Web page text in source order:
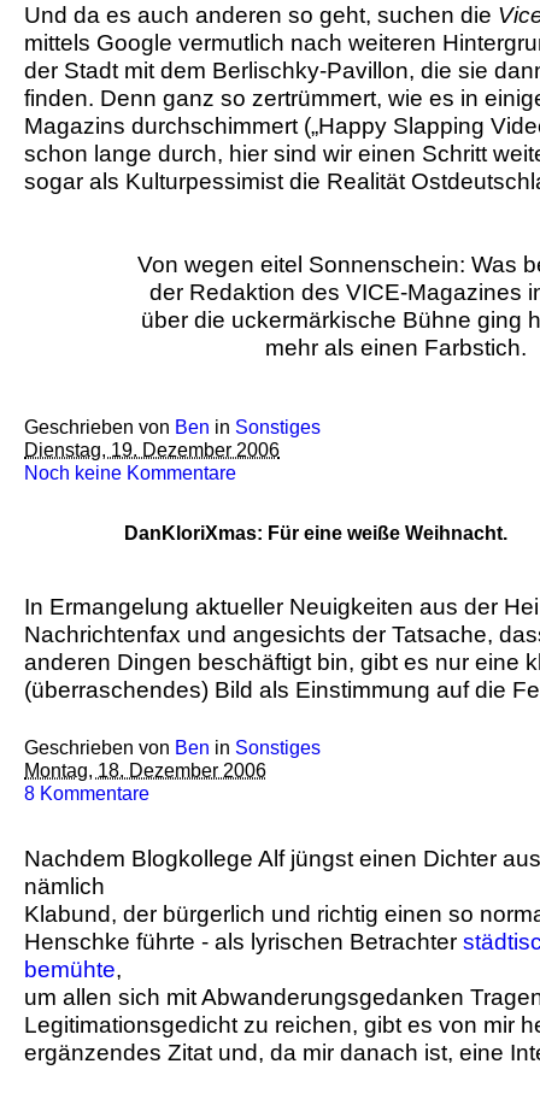
Und da es auch anderen so geht, suchen die
mittels Google vermutlich nach weiteren
der Stadt mit dem Berlischky-Pavillon, die sie
finden. Denn ganz so zertrümmert, wie es in
Magazins durchschimmert („Happy Slapping
schon lange durch, hier sind wir einen Schritt
sogar als Kulturpessimist die Realität
Von wegen eitel Sonnenschein: Was
der Redaktion des VICE-Magazines
über die uckermärkische Bühne ging
mehr als einen Farbstich.
Geschrieben von Ben in Sonstiges
Dienstag, 19. Dezember 2006
Noch keine Kommentare
DanKloriXmas: Für eine weiße Weihnacht.
In Ermangelung aktueller Neuigkeiten aus der
Nachrichtenfax und angesichts der Tatsache,
anderen Dingen beschäftigt bin, gibt es nur eine
(überraschendes) Bild als Einstimmung auf die
Geschrieben von Ben in Sonstiges
Montag, 18. Dezember 2006
8 Kommentare
Nachdem Blogkollege Alf jüngst einen Dichter
nämlich
Klabund, der bürgerlich und richtig einen so
Henschke führte - als lyrischen Betrachter
bemühte,
um allen sich mit Abwanderungsgedanken
Legitimationsgedicht zu reichen, gibt es von mir
ergänzendes Zitat und, da mir danach ist, eine